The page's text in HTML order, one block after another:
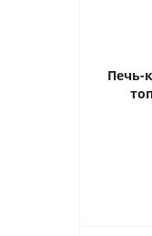
Печь-